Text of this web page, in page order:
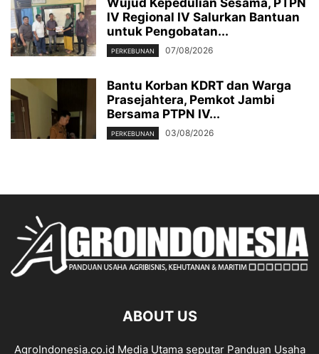
Wujud Kepedulian Sesama, PTPN
IV Regional IV Salurkan Bantuan
untuk Pengobatan...
PERKEBUNAN 07/08/2026
Bantu Korban KDRT dan Warga
Prasejahtera, Pemkot Jambi
Bersama PTPN IV...
PERKEBUNAN 03/08/2026
ABOUT US
AgroIndonesia.co.id Media Utama seputar Panduan Usaha